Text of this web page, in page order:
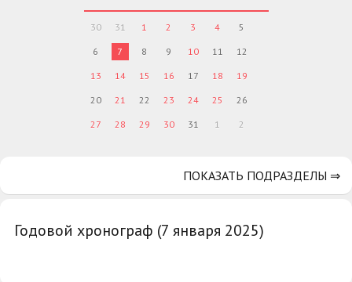
Годовой хронограф (7 января 2025)
30 31 1 2 3 4 5
6 7 8 9 10 11 12
13 14 15 16 17 18 19
20 21 22 23 24 25 26
27 28 29 30 31 1 2
ПОКАЗАТЬ ПОДРАЗДЕЛЫ ⇒